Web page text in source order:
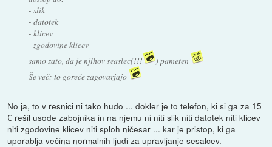
- slik
- datotek
- klicev
- zgodovine klicev
samo zato, da je njihov seaslec(!!!
) pameten
Še več: to goreče zagovarjajo
No ja, to v resnici ni tako hudo ... dokler je to telefon, ki si ga za 15
€ rešil usode zabojnika in na njemu ni niti slik niti datotek niti klicev
niti zgodovine klicev niti sploh ničesar ... kar je pristop, ki ga
uporablja večina normalnih ljudi za upravljanje sesalcev.